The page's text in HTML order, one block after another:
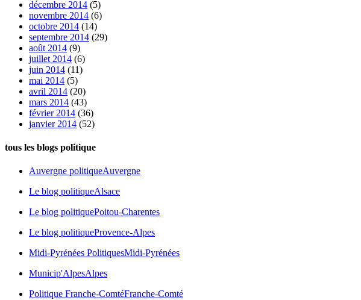
décembre 2014 (5)
novembre 2014 (6)
octobre 2014 (14)
septembre 2014 (29)
août 2014 (9)
juillet 2014 (6)
juin 2014 (11)
mai 2014 (5)
avril 2014 (20)
mars 2014 (43)
février 2014 (36)
janvier 2014 (52)
tous les blogs politique
Auvergne politiqueAuvergne
Le blog politiqueAlsace
Le blog politiquePoitou-Charentes
Le blog politiqueProvence-Alpes
Midi-Pyrénées PolitiquesMidi-Pyrénées
Municip'AlpesAlpes
Politique Franche-ComtéFranche-Comté